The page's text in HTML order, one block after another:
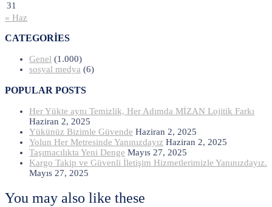
31
« Haz
CATEGORIES
Genel (1.000)
sosyal medya (6)
POPULAR POSTS
Her Yükte aynı Temizlik, Her Adımda MİZAN Lojitik Farkı
Haziran 2, 2025
Yükünüz Bizimle Güvende Haziran 2, 2025
Yolun Her Metresinde Yanınızdayız Haziran 2, 2025
Taşımacılıkta Yeni Denge Mayıs 27, 2025
Kargo Takip ve Güvenli İletişim Hizmetlerimizle Yanınızdayız.
Mayıs 27, 2025
You may also like these